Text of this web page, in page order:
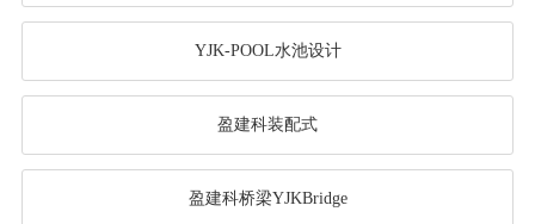
YJK-POOL水池设计
盈建科装配式
盈建科桥梁YJKBridge